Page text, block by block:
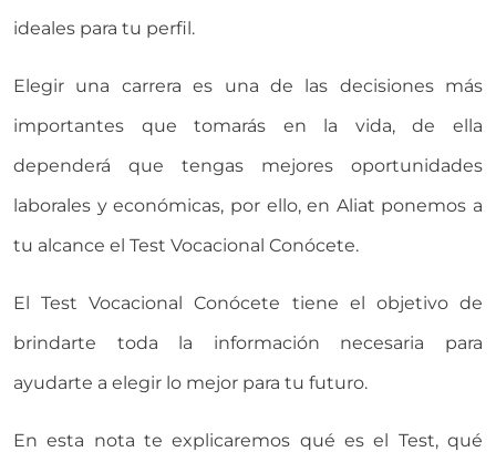
ideales para tu perfil.
Elegir una carrera es una de las decisiones más
importantes que tomarás en la vida, de ella
dependerá que tengas mejores oportunidades
laborales y económicas, por ello, en Aliat ponemos a
tu alcance el Test Vocacional Conócete.
El Test Vocacional Conócete tiene el objetivo de
brindarte toda la información necesaria para
ayudarte a elegir lo mejor para tu futuro.
En esta nota te explicaremos qué es el Test, qué